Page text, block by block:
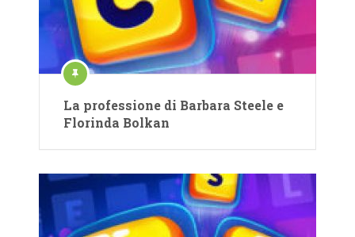
La professione di Barbara Steele e
Florinda Bolkan